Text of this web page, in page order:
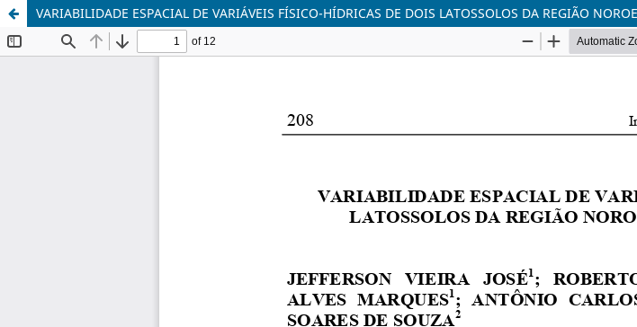
VARIABILIDADE ESPACIAL DE VARIÁVEIS FÍSICO-HÍDRICAS DE DOIS LATOSSOLOS DA REGIÃO